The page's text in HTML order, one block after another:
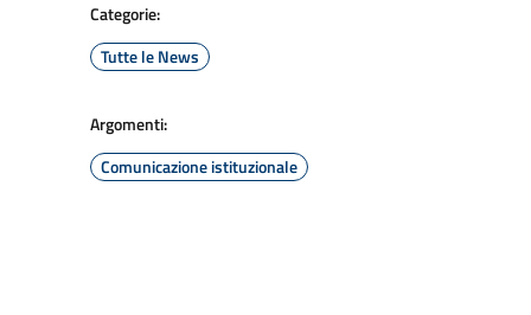
Categorie:
Tutte le News
Argomenti:
Comunicazione istituzionale